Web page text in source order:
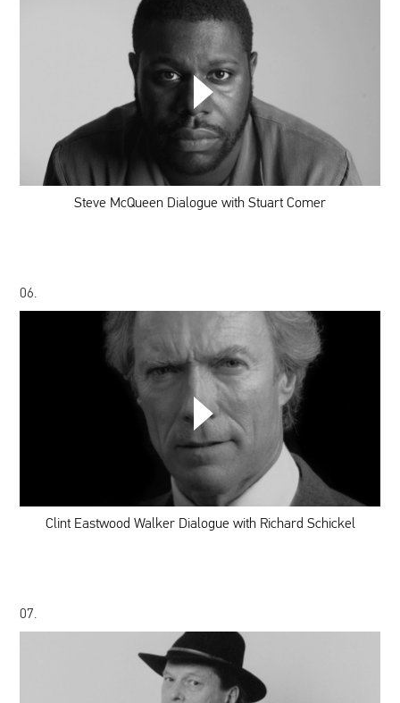
Steve
McQueen
Dialogue
with
Stuart
Comer
Steve McQueen Dialogue with Stuart Comer
Clint
Eastwood
Walker
Dialogue
with
Richard
Schickel
06.
Clint Eastwood Walker Dialogue with Richard Schickel
07.